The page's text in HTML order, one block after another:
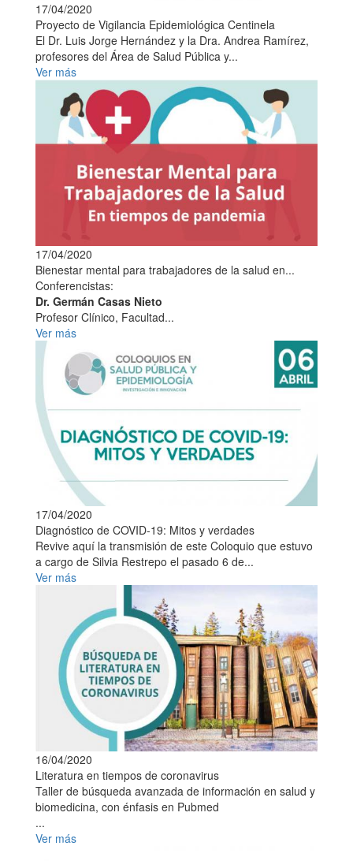
17/04/2020
Proyecto de Vigilancia Epidemiológica Centinela
El Dr. Luis Jorge Hernández y la Dra. Andrea Ramírez,
profesores del Área de Salud Pública y...
Ver más
17/04/2020
Bienestar mental para trabajadores de la salud en...
Conferencistas:
Dr. Germán Casas Nieto
Profesor Clínico, Facultad...
Ver más
17/04/2020
Diagnóstico de COVID-19: Mitos y verdades
Revive aquí la transmisión de este Coloquio que estuvo
a cargo de Silvia Restrepo el pasado 6 de...
Ver más
16/04/2020
Literatura en tiempos de coronavirus
Taller de búsqueda avanzada de información en salud y
biomedicina, con énfasis en Pubmed
...
Ver más